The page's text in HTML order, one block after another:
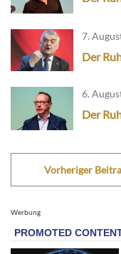
7.
Der
6.
Der
Vorheriger
Werbung